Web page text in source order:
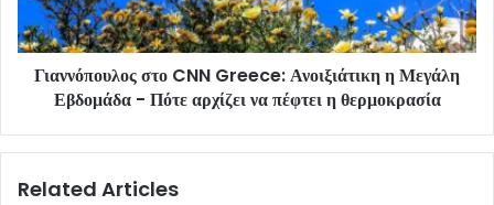
Γιαννόπουλος στο CNN Greece: Ανοιξιάτικη η Μεγάλη
Εβδομάδα - Πότε αρχίζει να πέφτει η θερμοκρασία
Related Articles